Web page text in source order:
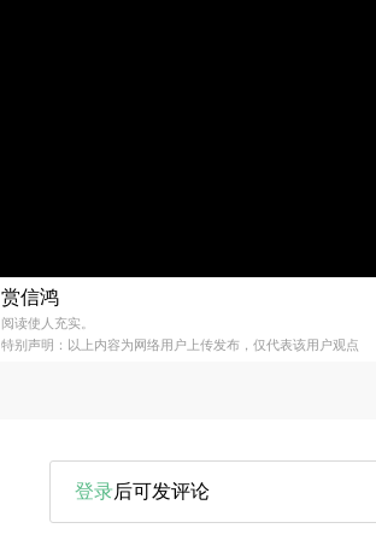
赏信鸿
阅读使人充实。
特别声明：以上内容为网络用户上传发布，仅代表该用户观点
登录后可发评论